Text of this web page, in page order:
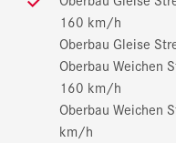
160 km/h
Oberbau Gleise
Oberbau Weichen
160 km/h
Oberbau Weichen
km/h